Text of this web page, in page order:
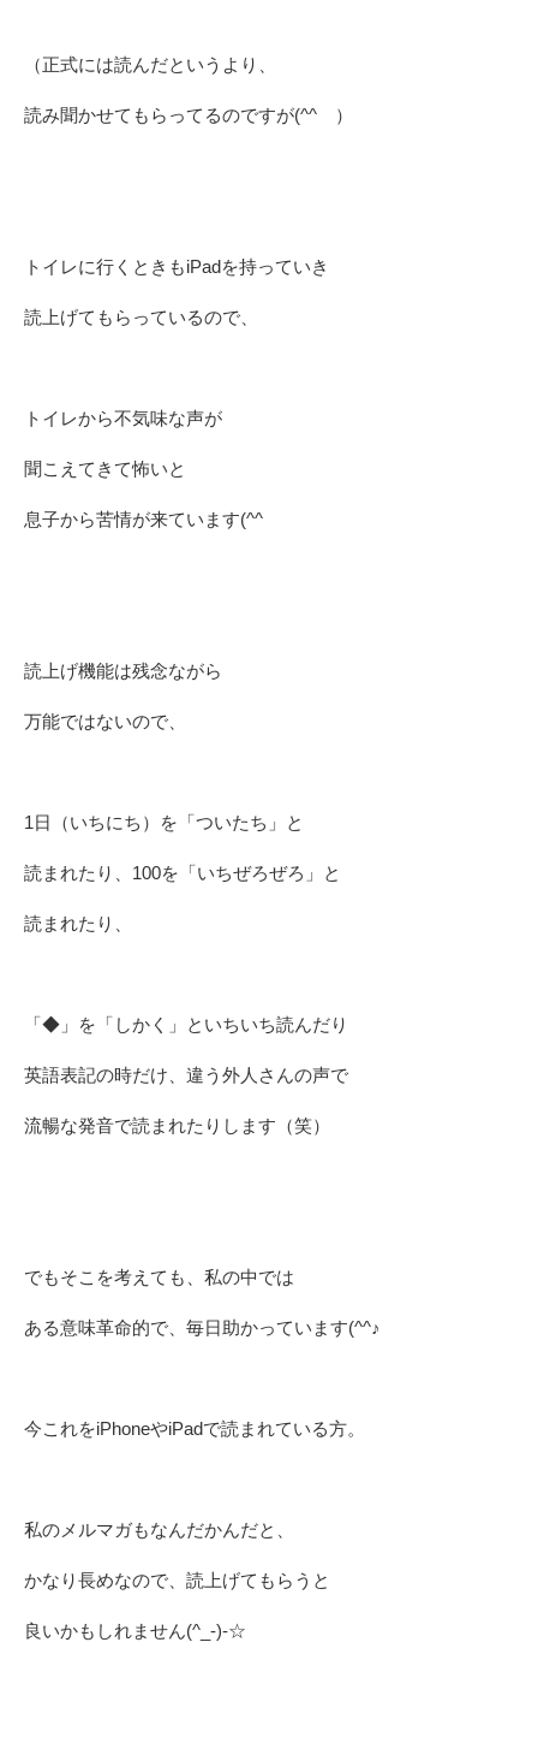
（正式には読んだというより、
読み聞かせてもらってるのですが(^^ゞ）
トイレに行くときもiPadを持っていき
読上げてもらっているので、
トイレから不気味な声が
聞こえてきて怖いと
息子から苦情が来ています(^^ゞ
読上げ機能は残念ながら
万能ではないので、
1日（いちにち）を「ついたち」と
読まれたり、100を「いちぜろぜろ」と
読まれたり、
「◆」を「しかく」といちいち読んだり
英語表記の時だけ、違う外人さんの声で
流暢な発音で読まれたりします（笑）
でもそこを考えても、私の中では
ある意味革命的で、毎日助かっています(^^♪
今これをiPhoneやiPadで読まれている方。
私のメルマガもなんだかんだと、
かなり長めなので、読上げてもらうと
良いかもしれません(^_-)-☆